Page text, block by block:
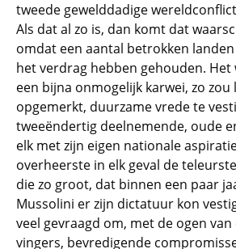
tweede gewelddadige
Als dat al zo is, dan komt dat
omdat een aantal betrokken
het verdrag hebben gehouden. Het
een bijna onmogelijk karwei, zo
opgemerkt, duurzame vrede te
tweeëndertig deelnemende, oude
elk met zijn eigen nationale
overheerste in elk geval de
die zo groot, dat binnen een paar
Mussolini er zijn dictatuur kon
veel gevraagd om, met de ogen
vingers, bevredigende